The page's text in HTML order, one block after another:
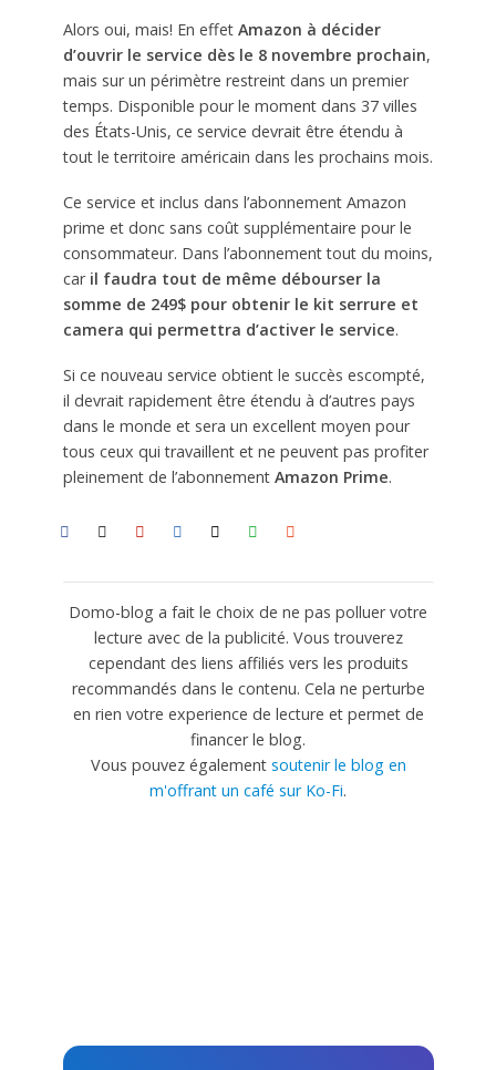
Alors oui, mais! En effet Amazon à décider
d’ouvrir le service dès le 8 novembre prochain,
mais sur un périmètre restreint dans un premier
temps. Disponible pour le moment dans 37 villes
des États-Unis, ce service devrait être étendu à
tout le territoire américain dans les prochains mois.
Ce service et inclus dans l’abonnement Amazon
prime et donc sans coût supplémentaire pour le
consommateur. Dans l’abonnement tout du moins,
car il faudra tout de même débourser la
somme de 249$ pour obtenir le kit serrure et
camera qui permettra d’activer le service.
Si ce nouveau service obtient le succès escompté,
il devrait rapidement être étendu à d’autres pays
dans le monde et sera un excellent moyen pour
tous ceux qui travaillent et ne peuvent pas profiter
pleinement de l’abonnement Amazon Prime.
Domo-blog a fait le choix de ne pas polluer votre
lecture avec de la publicité. Vous trouverez
cependant des liens affiliés vers les produits
recommandés dans le contenu. Cela ne perturbe
en rien votre experience de lecture et permet de
financer le blog.
Vous pouvez également soutenir le blog en
m'offrant un café sur Ko-Fi.